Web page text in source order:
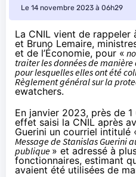
Le 14 novembre 2023 à 06h29
La CNIL vient de rappeler
et Bruno Lemaire,
et de l’Économie, pour «
traiter les données de
pour lesquelles elles ont été
Règlement général sur la
ewatchers.
En janvier 2023, près de
effet saisi la CNIL après
Guerini un courriel intitulé
Message de Stanislas Guerini
publique » et adressé à
fonctionnaires, estimant
avaient été utilisées de